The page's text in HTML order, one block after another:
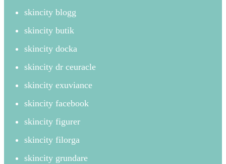
skincity blogg
skincity butik
skincity docka
skincity dr ceuracle
skincity exuviance
skincity facebook
skincity figurer
skincity filorga
skincity grundare